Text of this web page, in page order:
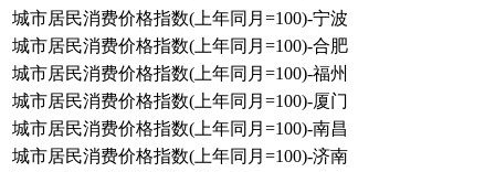
城市居民消费价格指数(上年同月=100)-宁波
城市居民消费价格指数(上年同月=100)-合肥
城市居民消费价格指数(上年同月=100)-福州
城市居民消费价格指数(上年同月=100)-厦门
城市居民消费价格指数(上年同月=100)-南昌
城市居民消费价格指数(上年同月=100)-济南